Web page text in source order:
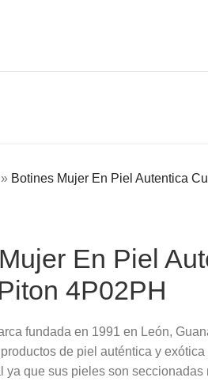
» Botines Mujer En Piel Autentica
En Piel
4P02PH
fundada en 1991 en León,
de piel auténtica y
ya que sus pieles son seccionadas